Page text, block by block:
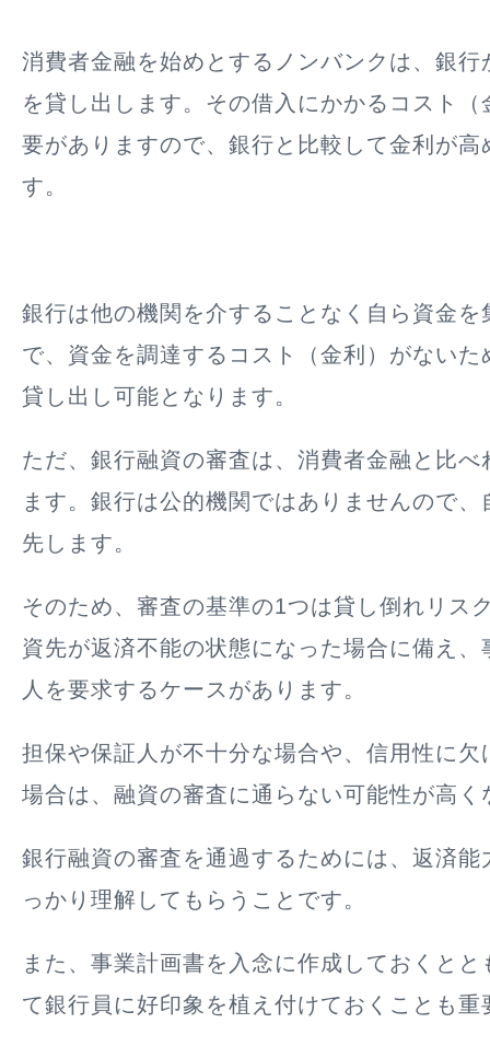
消費者金融を始めとするノンバンクは、銀行
を貸し出します。その借入にかかるコスト
要がありますので、銀行と比較して金利が高
す。
銀行は他の機関を介することなく自ら資金を
で、資金を調達するコスト（金利）がないた
貸し出し可能となります。
ただ、銀行融資の審査は、消費者金融と比べ
ます。銀行は公的機関ではありませんので
先します。
そのため、審査の基準の1つは貸し倒れリス
資先が返済不能の状態になった場合に備え、
人を要求するケースがあります。
担保や保証人が不十分な場合や、信用性に欠
場合は、融資の審査に通らない可能性が高く
銀行融資の審査を通過するためには、返済能
っかり理解してもらうことです。
また、事業計画書を入念に作成しておくと
て銀行員に好印象を植え付けておくことも重